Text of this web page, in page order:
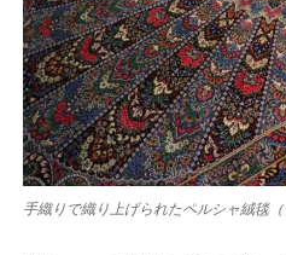
手織りで織り上げられたペルシャ絨毯（